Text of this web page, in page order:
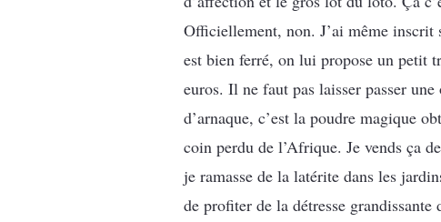
Officiellement, non. J’ai même
est bien ferré, on lui propose un petit
euros. Il ne faut pas laisser passer
d’arnaque, c’est la poudre magique
coin perdu de l’Afrique. Je vends ça
je ramasse de la latérite dans les
de profiter de la détresse